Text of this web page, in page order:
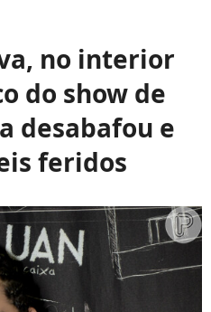
no interior
do show de
desabafou e
feridos